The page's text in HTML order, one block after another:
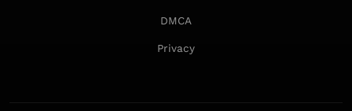
DMCA
Privacy